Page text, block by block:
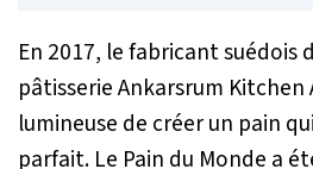
En 2017, le fabricant suédois
pâtisserie Ankarsrum Kitchen
lumineuse de créer un pain
parfait. Le Pain du Monde a